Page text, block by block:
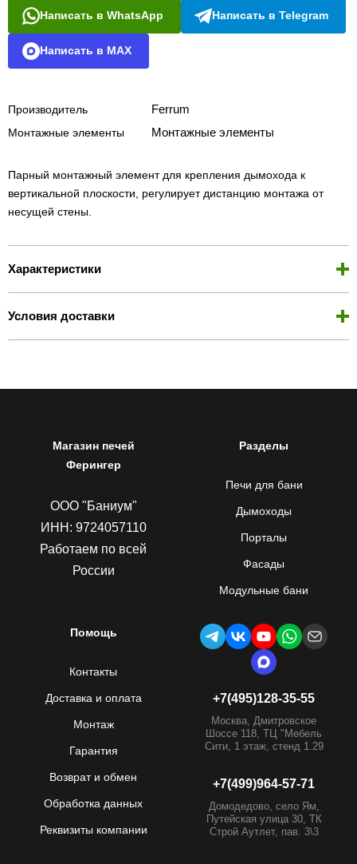
Написать в WhatsApp Написать в Telegram
Написать в MAX
Производитель Ferrum
Монтажные элементы Монтажные элементы
Парный монтажный элемент для крепления дымохода к
вертикальной плоскости, регулирует дистанцию монтажа от
несущей стены.
Характеристики
Условия доставки
Магазин печей
Ферингер
ООО "Баниум"
ИНН: 9724057110
Работаем по всей
России
Разделы
Печи для бани
Дымоходы
Порталы
Фасады
Модульные бани
Помощь
Контакты
Доставка и оплата
Монтаж
Гарантия
Возврат и обмен
Обработка данных
Реквизиты компании
+7(495)128-35-55
Москва, Дмитровское
Шоссе 118, ТЦ "Мебель
Сити, 1 этаж, стенд 1.29
+7(499)964-57-71
Домодедово, село Ям,
Путейская улица 30, ТК
Строй Аутлет, пав. 3\3